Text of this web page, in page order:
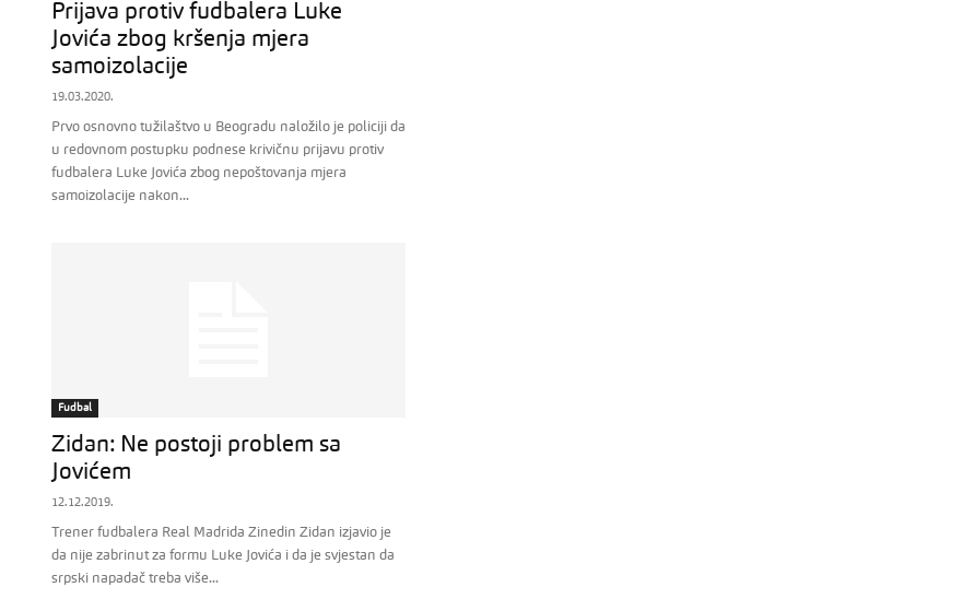
Prijava protiv fudbalera Luke
Jovića zbog kršenja mjera
samoizolacije
19.03.2020.
Prvo osnovno tužilaštvo u Beogradu naložilo je policiji da
u redovnom postupku podnese krivičnu prijavu protiv
fudbalera Luke Jovića zbog nepoštovanja mjera
samoizolacije nakon...
Fudbal
Zidan: Ne postoji problem sa
Jovićem
12.12.2019.
Trener fudbalera Real Madrida Zinedin Zidan izjavio je
da nije zabrinut za formu Luke Jovića i da je svjestan da
srpski napadač treba više...